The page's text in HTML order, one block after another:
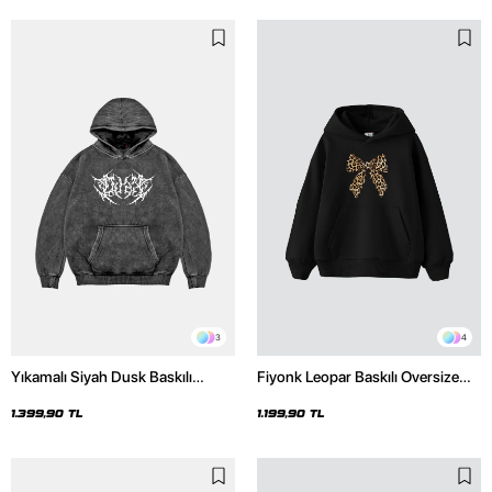
3
Yıkamalı Siyah Dusk Baskılı
1.399,90 TL
4
Fiyonk Leopar Baskılı Oversize
1.199,90 TL